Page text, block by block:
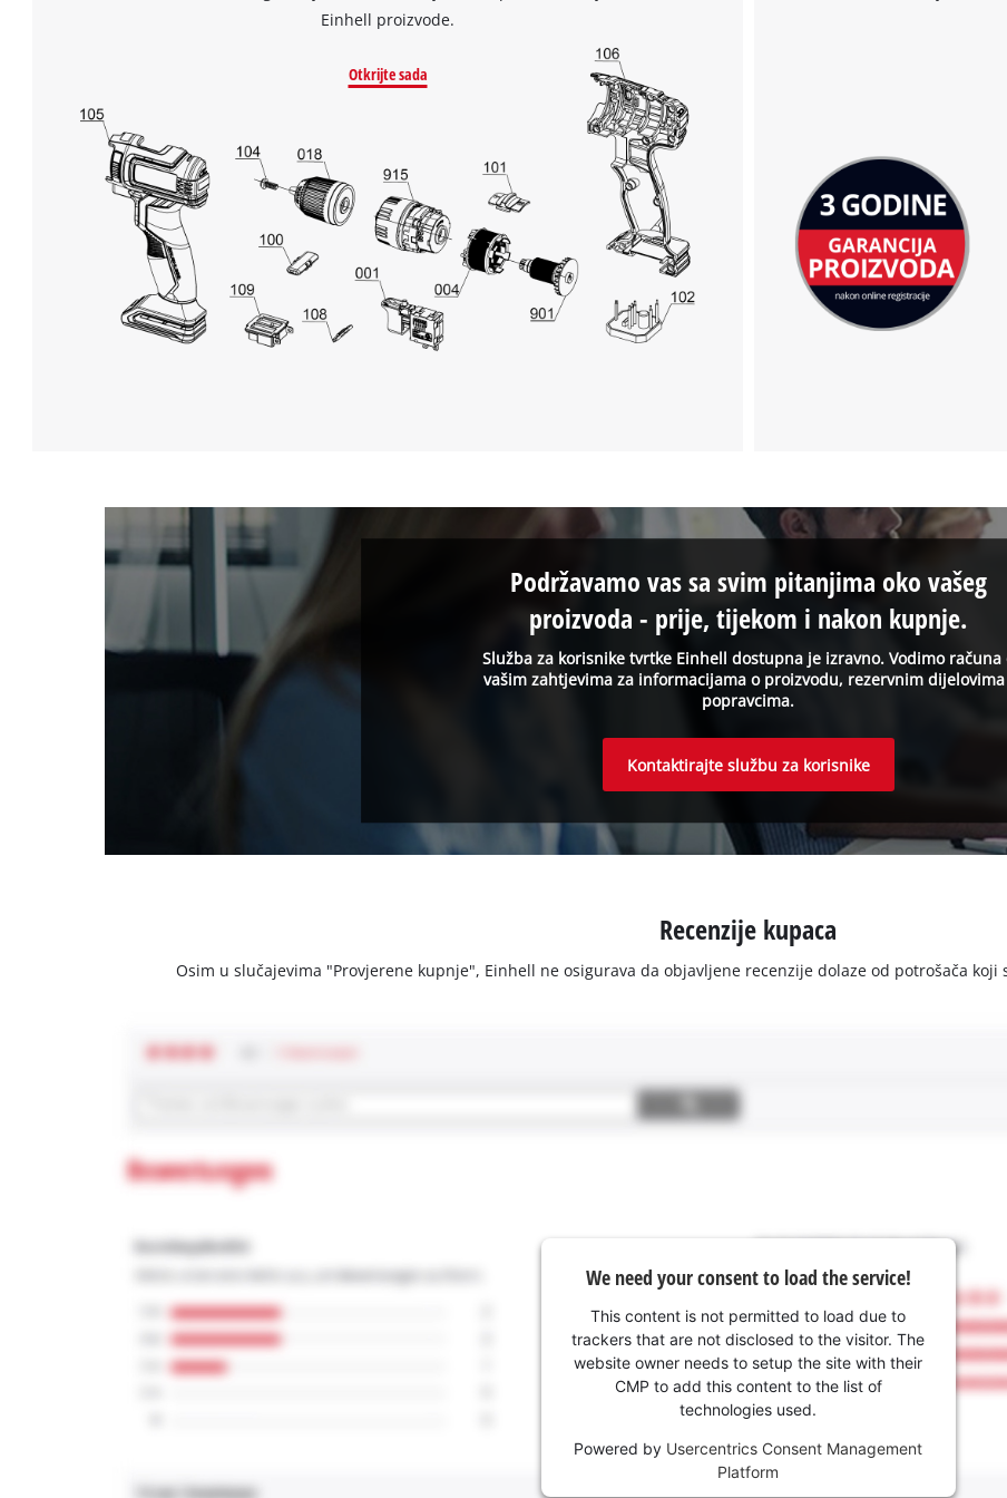
Einhell proizvode.
Otkrijte sada
Služba za korisnike tvrtke Einhell dostupna je izravno. Vodimo računa
vašim zahtjevima za informacijama o proizvodu, rezervnim
popravcima.
Podržavamo vas sa svim pitanjima oko vašeg
proizvoda - prije, tijekom i nakon kupnje.
Kontaktirajte službu za korisnike
Recenzije kupaca
Osim u slučajevima "Provjerene kupnje", Einhell ne osigurava da objavljene recenzije dolaze od potrošača
We need your consent to load the service!
This content is not permitted to load due to
trackers that are not disclosed to the visitor. The
website owner needs to setup the site with their
CMP to add this content to the list of
technologies used.
Powered by Usercentrics Consent Management
Platform